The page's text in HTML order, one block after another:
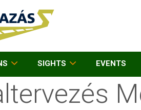
SIGHTS EVENTS